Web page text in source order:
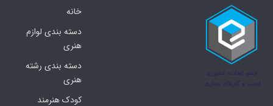
خانه
دسته بندی لوازم
هنری
دسته بندی رشته
هنری
کودک هنرمند